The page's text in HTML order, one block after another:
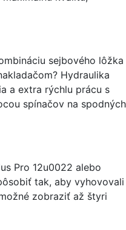
sejbového lôžka
Hydraulika
a extra rýchlu prácu s
spínačov na spodných
Pro 12u0022 alebo
tak, aby vyhovovali
zobraziť až štyri